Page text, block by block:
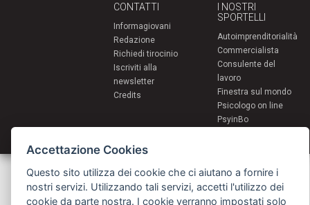
CONTATTI
Informagiovani
Redazione
Richiedi tirocinio
Iscriviti alla
newsletter
Credits
I NOSTRI
SPORTELLI
Autoimprenditorialità
Commercialista
Consulente del
lavoro
Finestra sul mondo
Psicologo on line
PsyinBo
Servizi per i giovani - Scambi e soggiorni all'estero
Comune di Bologna | Piazza Maggiore 6 - 40124 Bologna
giovani@comune.bologna.it
Accettazione Cookies
Questo sito utilizza dei cookie che ci aiutano a fornire i
nostri servizi. Utilizzando tali servizi, accetti l'utilizzo dei
cookie da parte nostra. I cookie verranno impostati solo